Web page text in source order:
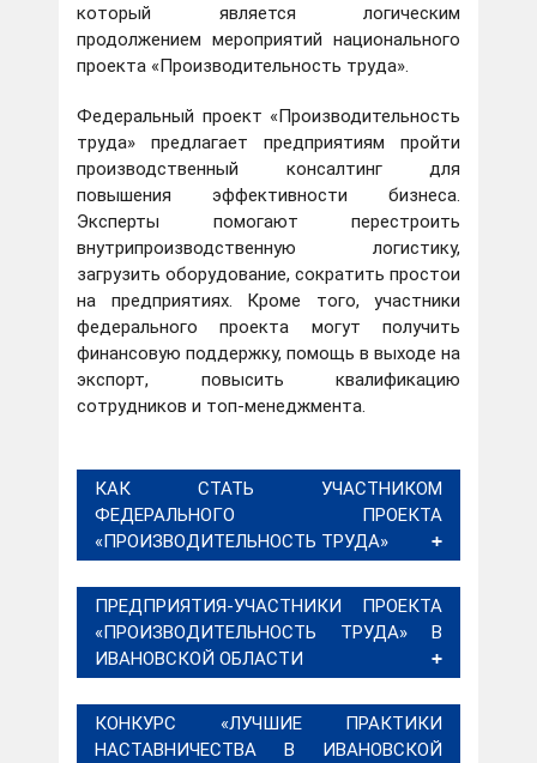
который является логическим
продолжением мероприятий национального
проекта «Производительность труда».
Федеральный проект «Производительность
труда» предлагает предприятиям пройти
производственный консалтинг для
повышения эффективности бизнеса.
Эксперты помогают перестроить
внутрипроизводственную логистику,
загрузить оборудование, сократить простои
на предприятиях. Кроме того, участники
федерального проекта могут получить
финансовую поддержку, помощь в выходе на
экспорт, повысить квалификацию
сотрудников и топ-менеджмента.
КАК СТАТЬ УЧАСТНИКОМ
ФЕДЕРАЛЬНОГО ПРОЕКТА
«ПРОИЗВОДИТЕЛЬНОСТЬ ТРУДА»
ПРЕДПРИЯТИЯ-УЧАСТНИКИ ПРОЕКТА
«ПРОИЗВОДИТЕЛЬНОСТЬ ТРУДА» В
ИВАНОВСКОЙ ОБЛАСТИ
КОНКУРС «ЛУЧШИЕ ПРАКТИКИ
НАСТАВНИЧЕСТВА В ИВАНОВСКОЙ